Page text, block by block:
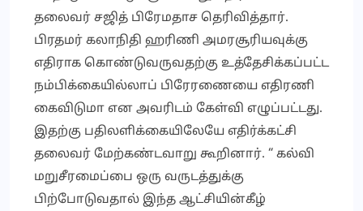
தலைவர் சஜித் பிரேமதாச தெரிவித்தார்.
பிரதமர் கலாநிதி ஹரிணி அமரசூரியவுக்கு
எதிராக கொண்டுவருவதற்கு உத்தேசிக்கப்பட்ட
நம்பிக்கையில்லாப் பிரேரணையை எதிரணி
கைவிடுமா என அவரிடம் கேள்வி எழுப்பட்டது.
இதற்கு பதிலளிக்கையிலேயே எதிர்க்கட்சி
தலைவர் மேற்கண்டவாறு கூறினார். “ கல்வி
மறுசீரமைப்பை ஒரு வருடத்துக்கு
பிற்போடுவதால் இந்த ஆட்சியின்கீழ்